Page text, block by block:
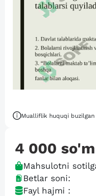
Mualliflik huquqi
4 000 so'm
Mahsulotni
Betlar soni:
Fayl hajmi :